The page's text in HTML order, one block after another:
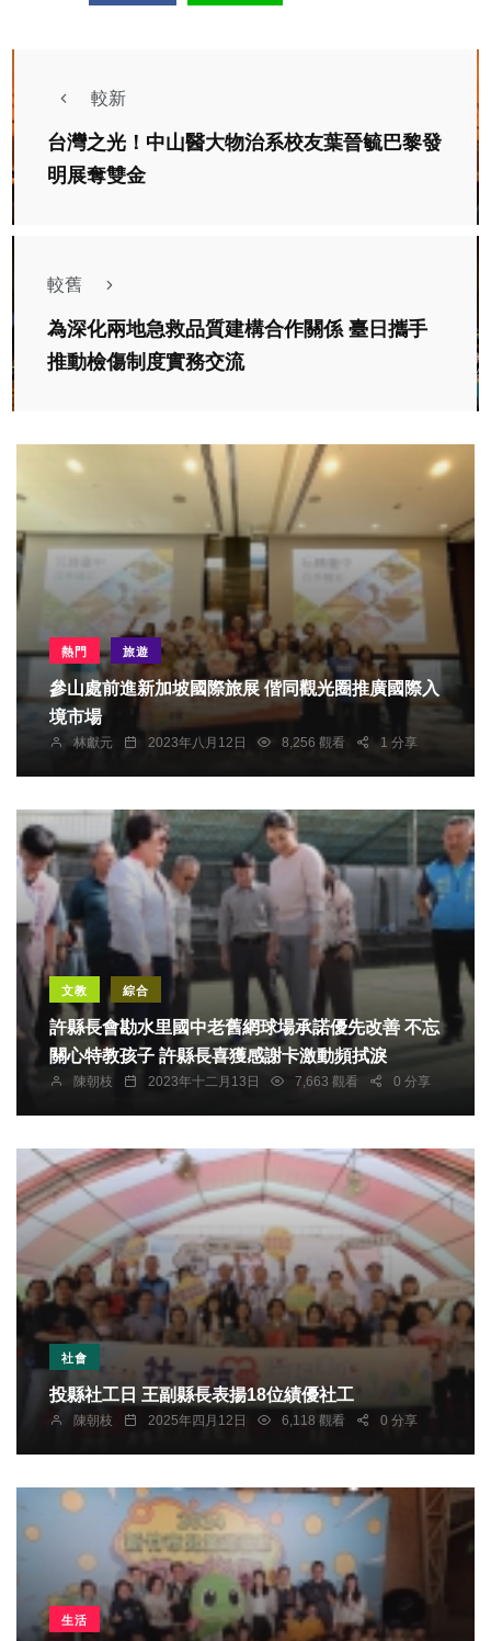
較新
台灣之光！中山醫大物治系校友葉晉毓巴黎發
明展奪雙金
較舊
為深化兩地急救品質建構合作關係 臺日攜手
推動檢傷制度實務交流
熱門 旅遊
參山處前進新加坡國際旅展 偕同觀光圈推廣國際入
境市場
林獻元 2023年八月12日 8,256 觀看 1 分享
文教 綜合
許縣長會勘水里國中老舊網球場承諾優先改善 不忘
關心特教孩子 許縣長喜獲感謝卡激動頻拭淚
陳朝枝 2023年十二月13日 7,663 觀看 0 分享
社會
投縣社工日 王副縣長表揚18位績優社工
陳朝枝 2025年四月12日 6,118 觀看 0 分享
生活